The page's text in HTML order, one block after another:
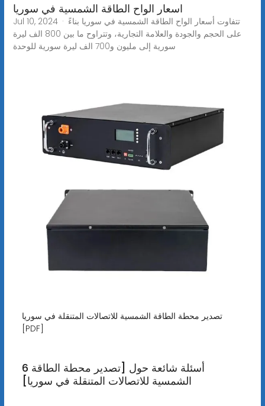
اسعار الواح الطاقة الشمسية في سوريا
Jul 10, 2024 · تتفاوت أسعار الواح الطاقة الشمسية في سوريا بناءً
على الحجم والجودة والعلامة التجارية، وتتراوح ما بين 800 الف ليرة
سورية إلى مليون و700 الف ليرة سورية للوحدة
تصدير محطة الطاقة الشمسية للاتصالات المتنقلة في سوريا
[PDF]
6 أسئلة شائعة حول [تصدير محطة الطاقة
الشمسية للاتصالات المتنقلة في سوريا]